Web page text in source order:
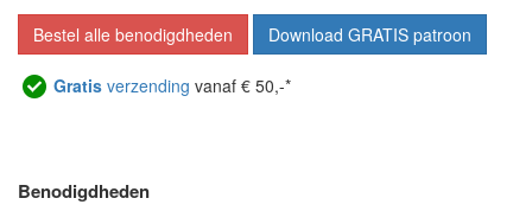
Bestel alle benodigdheden Download GRATIS patroon
Gratis verzending vanaf € 50,-*
Benodigdheden